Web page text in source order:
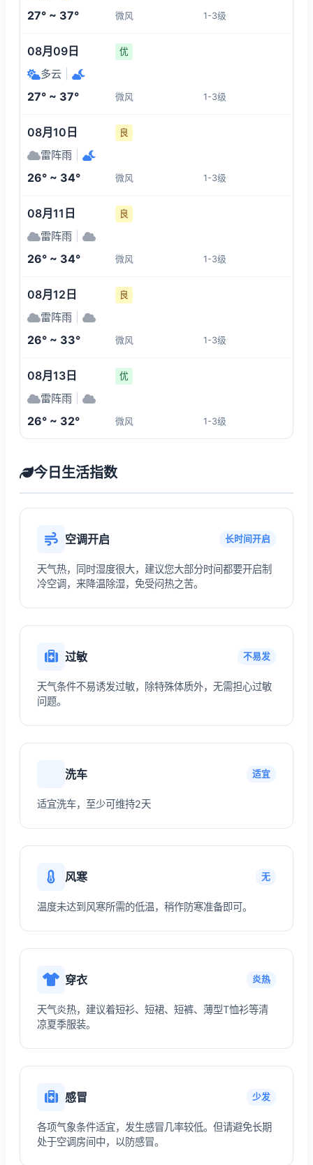
1-3 1-3
13:00
35°
14:00
1-3
27° ~ 37° 微风 1-3级
08月09日 优
多云
27° ~ 37° 微风 1-3级
08月10日 良
雷阵雨
26° ~ 34° 微风 1-3级
08月11日 良
雷阵雨
26° ~ 34° 微风 1-3级
08月12日 良
雷阵雨
26° ~ 33° 微风 1-3级
08月13日 优
雷阵雨
26° ~ 32° 微风 1-3级
今日生活指数
空调开启 长时间开启
天气热，同时湿度很大，建议您大部分时间都要开启制
冷空调，来降温除湿，免受闷热之苦。
过敏 不易发
天气条件不易诱发过敏，除特殊体质外，无需担心过敏
问题。
洗车 适宜
适宜洗车，至少可维持2天
风寒 无
温度未达到风寒所需的低温，稍作防寒准备即可。
穿衣 炎热
天气炎热，建议着短衫、短裙、短裤、薄型T恤衫等清
凉夏季服装。
感冒 少发
各项气象条件适宜，发生感冒几率较低。但请避免长期
处于空调房间中，以防感冒。